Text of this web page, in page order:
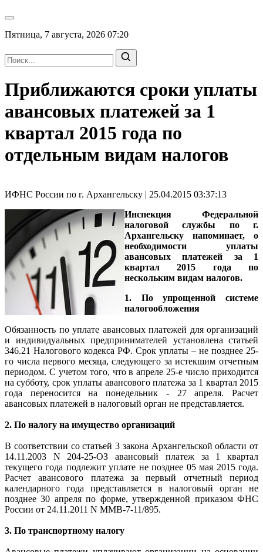
Пятница, 7 августа, 2026 07:20
Приближаются сроки уплаты
авансовых платежей за 1
квартал 2015 года по
отдельным видам налогов
ИФНС России по г. Архангельску | 25.04.2015 03:37:13
Инспекция Федеральной
налоговой службы по г.
Архангельску напоминает, о
необходимости уплаты
авансовых платежей за 1
квартал 2015 года по
нескольким видам налогов.
1. По упрощенной системе
налогообложения
Обязанность по уплате авансовых платежей для организаций
и индивидуальных предпринимателей установлена статьей
346.21 Налогового кодекса РФ. Срок уплаты – не позднее 25-
го числа первого месяца, следующего за истекшим отчетным
периодом. С учетом того, что в апреле 25-е число приходится
на субботу, срок уплаты авансового платежа за 1 квартал 2015
года переносится на понедельник - 27 апреля. Расчет
авансовых платежей в налоговый орган не представляется.
2. По налогу на имущество организаций
В соответствии со статьей 3 закона Архангельской области от
14.11.2003 N 204-25-ОЗ авансовый платеж за 1 квартал
текущего года подлежит уплате не позднее 05 мая 2015 года.
Расчет авансового платежа за первый отчетный период
календарного года представляется в налоговый орган не
позднее 30 апреля по форме, утвержденной приказом ФНС
России от 24.11.2011 N ММВ-7-11/895.
3. По транспортному налогу